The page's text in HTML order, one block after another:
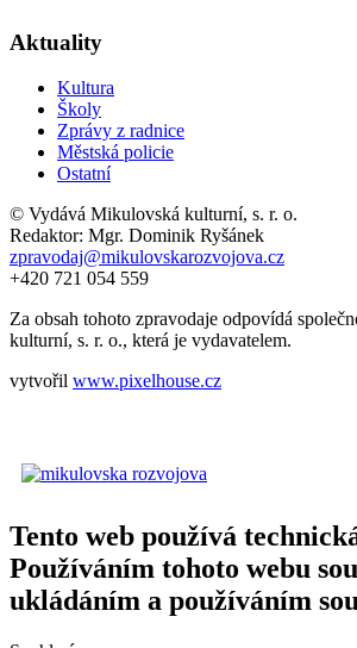
Aktuality
Kultura
Školy
Zprávy z radnice
Městská policie
Ostatní
© Vydává Mikulovská kulturní, s. r. o.
Redaktor: Mgr. Dominik Ryšánek
zpravodaj@mikulovskarozvojova.cz
+420 721 054 559
Za obsah tohoto zpravodaje odpovídá
kulturní, s. r. o., která je vydavatelem.
vytvořil www.pixelhouse.cz
Tento web používá
Používáním tohoto webu
ukládáním a používáním